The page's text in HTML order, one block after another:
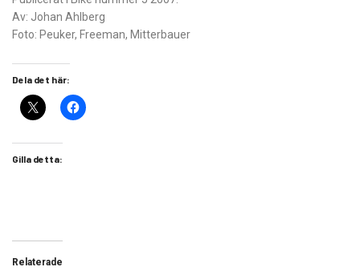
Av: Johan Ahlberg
Foto: Peuker, Freeman, Mitterbauer
Dela det här:
Gilla detta:
Relaterade